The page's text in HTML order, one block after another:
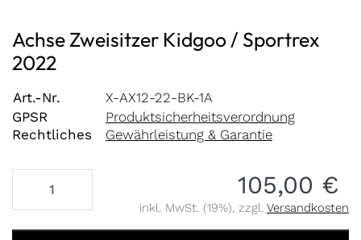
Achse Zweisitzer Kidgoo / Sportrex
2022
Art.-Nr.
X-AX12-22-BK-1A
GPSR
Produktsicherheitsverordnung
Rechtliches
Gewährleistung & Garantie
105,00 €
inkl. MwSt. (19%), zzgl. Versandkosten